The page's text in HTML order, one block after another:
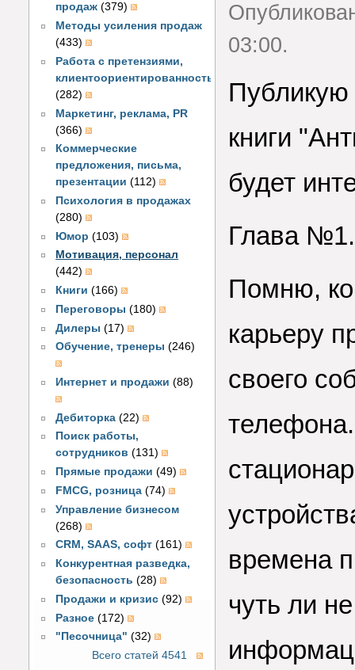
продаж (379)
Методы усиления продаж
(433)
Работа с претензиями,
клиентоориентированность
(282)
Маркетинг, реклама, PR
(366)
Коммерческие
предложения, письма,
презентации (112)
Психология в продажах
(280)
Юмор (103)
Мотивация, персонал
(442)
Книги (166)
Переговоры (180)
Дилеры (17)
Обучение, тренеры (246)
Интернет и продажи (88)
Дебиторка (22)
Поиск работы,
сотрудников (131)
Прямые продажи (49)
FMCG, розница (74)
Управление бизнесом
(268)
CRM, SAAS, софт (161)
Конкурентная разведка,
безопасность (28)
Продажи и кризис (92)
Разное (172)
"Песочница" (32)
Всего статей 4541
03:00.
Публикую
книги "
будет
Глава
Помню,
карьеру
своего
времена
чуть ли